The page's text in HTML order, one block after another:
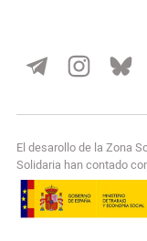
El desarollo de la Zona
Solidaria han contado